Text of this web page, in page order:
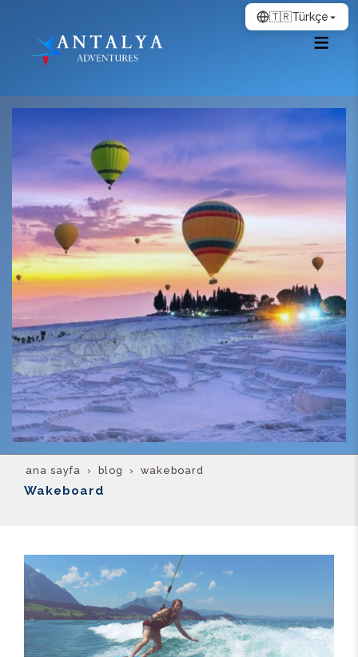
ana sayfa blog wakeboard
Wakeboard
🇹🇷Türkçe